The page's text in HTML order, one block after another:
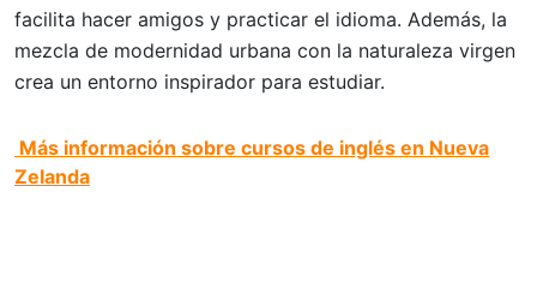
facilita hacer amigos y practicar el idioma. Además, la
mezcla de modernidad urbana con la naturaleza virgen
crea un entorno inspirador para estudiar.
Más información sobre cursos de inglés en Nueva
Zelanda